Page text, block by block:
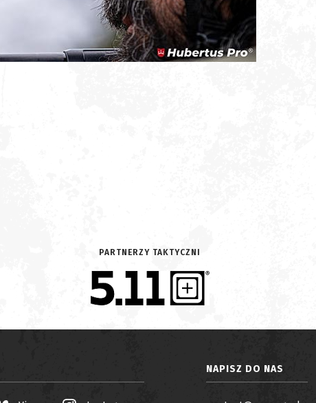
PARTNERZY TAKTYCZNI
NAPISZ DO NAS